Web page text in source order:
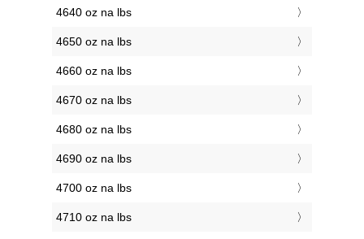
4640 oz na lbs
4650 oz na lbs
4660 oz na lbs
4670 oz na lbs
4680 oz na lbs
4690 oz na lbs
4700 oz na lbs
4710 oz na lbs